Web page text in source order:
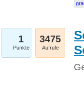
1
Punkte
3475
Aufrufe